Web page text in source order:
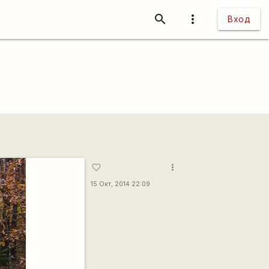
more_vert Вход
search
favorite_border
15 Окт, 2014 22:09
more_vert